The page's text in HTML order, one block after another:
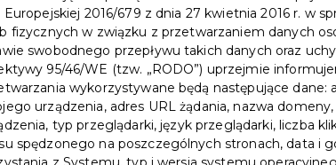
Europejskiej 2016/679 z dnia 27 kwietnia 2016 r. w
fizycznych w związku z przetwarzaniem danych
swobodnego przepływu takich danych oraz
95/46/WE (tzw. „RODO”) uprzejmie
wykorzystywane będą następujące dane:
urządzenia, adres URL żądania, nazwa
typ przeglądarki, język przeglądarki, liczba
spędzonego na poszczególnych stronach, data i